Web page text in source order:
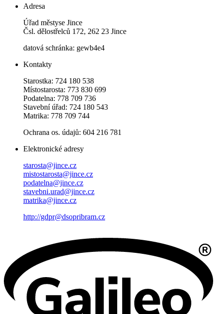
Adresa
Úřad městyse Jince
Čsl. dělostřelců 172, 262 23 Jince
datová schránka: gewb4e4
Kontakty
Starostka: 724 180 538
Místostarosta: 773 830 699
Podatelna: 778 709 736
Stavební úřad: 724 180 543
Matrika: 778 709 744
Ochrana os. údajů: 604 216 781
Elektronické adresy
starosta@jince.cz
mistostarosta@jince.cz
podatelna@jince.cz
stavebni.urad@jince.cz
matrika@jince.cz
http://gdpr@dsopribram.cz